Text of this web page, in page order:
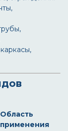
Область
применения